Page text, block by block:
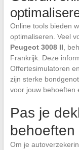
Online tools bieden
optimaliseren. Veel
Peugeot 3008 II ,
Frankrijk. Deze
Offertesimulatoren
zijn sterke
voor jouw behoeften
Pas je
behoeften
Om je